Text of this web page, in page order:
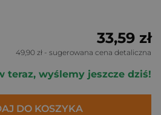
33,59 zł
49,90 zł - sugerowana cena detaliczna
teraz, wyślemy jeszcze dziś!
DO KOSZYKA